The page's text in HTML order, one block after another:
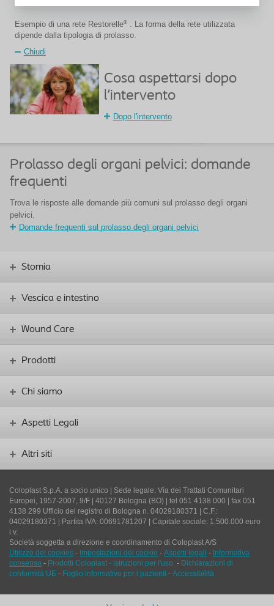
Esempio di una rete Restorelle® . La forma della rete utilizzata
dipende dalla tipologia di prolasso.
Chiudi
Cosa aspettarsi dopo
l'intervento
Dopo l'intervento
Prolasso degli organi pelvici: domande
frequenti
Trova le risposte alle domande più comuni sul prolasso degli organi
pelvici.
Domande frequenti sul prolasso degli organi pelvici
Stomia
Vescica e intestino
Wound Care
Prodotti
Chi siamo
Aspetti Legali
Altri siti
Coloplast S.p.A. a socio unico | Sede legale: Via dei Trattati Comunitari
Europei, 1957-2007, 9/F | 40127 Bologna (BO) | tel 051 4138 000 | fax 051
4138 299 Ufficio del registro di Bologna n. 04029180371 | C.F.:
04029180371 | Partita IVA: 00691781207 | Capitale sociale: 1.500.000 euro
i.v.
Società soggetta a direzione e coordinamento di Coloplast A/S
Utilizzo dei cookies - Impostazioni dei cookie - Aspetti legali - Informativa
consenso - Prodotti Coloplast - istruzioni per l'uso - Dichiarazioni di
conformità UE - Foglio informativo per i pazienti - Accessibilità